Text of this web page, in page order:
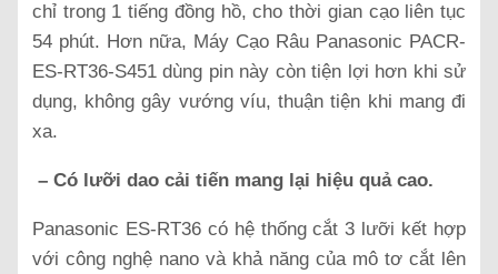
chỉ trong 1 tiếng đồng hồ, cho thời gian cạo liên tục
54 phút. Hơn nữa, Máy Cạo Râu Panasonic PACR-
ES-RT36-S451 dùng pin này còn tiện lợi hơn khi sử
dụng, không gây vướng víu, thuận tiện khi mang đi
xa.
– Có lưỡi dao cải tiến mang lại hiệu quả cao.
Panasonic ES-RT36 có hệ thống cắt 3 lưỡi kết hợp
với công nghệ nano và khả năng của mô tơ cắt lên